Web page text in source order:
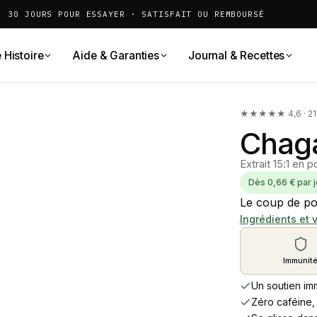
30 JOURS POUR ESSAYER · SATISFAIT OU REMBOURSÉ
Histoire Aide & Garanties Journal & Recettes
★★★★★ 4,6 · 21
Extrait 15:1 en
Dès 0,66 € par
Le coup de
Ingrédients et
Un soutien
Zéro